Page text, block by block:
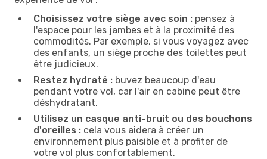
Choisissez votre siège avec soin : pensez à
l'espace pour les jambes et à la proximité des
commodités. Par exemple, si vous voyagez avec
des enfants, un siège proche des toilettes peut
être judicieux.
Restez hydraté : buvez beaucoup d'eau
pendant votre vol, car l'air en cabine peut être
déshydratant.
Utilisez un casque anti-bruit ou des bouchons
d'oreilles : cela vous aidera à créer un
environnement plus paisible et à profiter de
votre vol plus confortablement.